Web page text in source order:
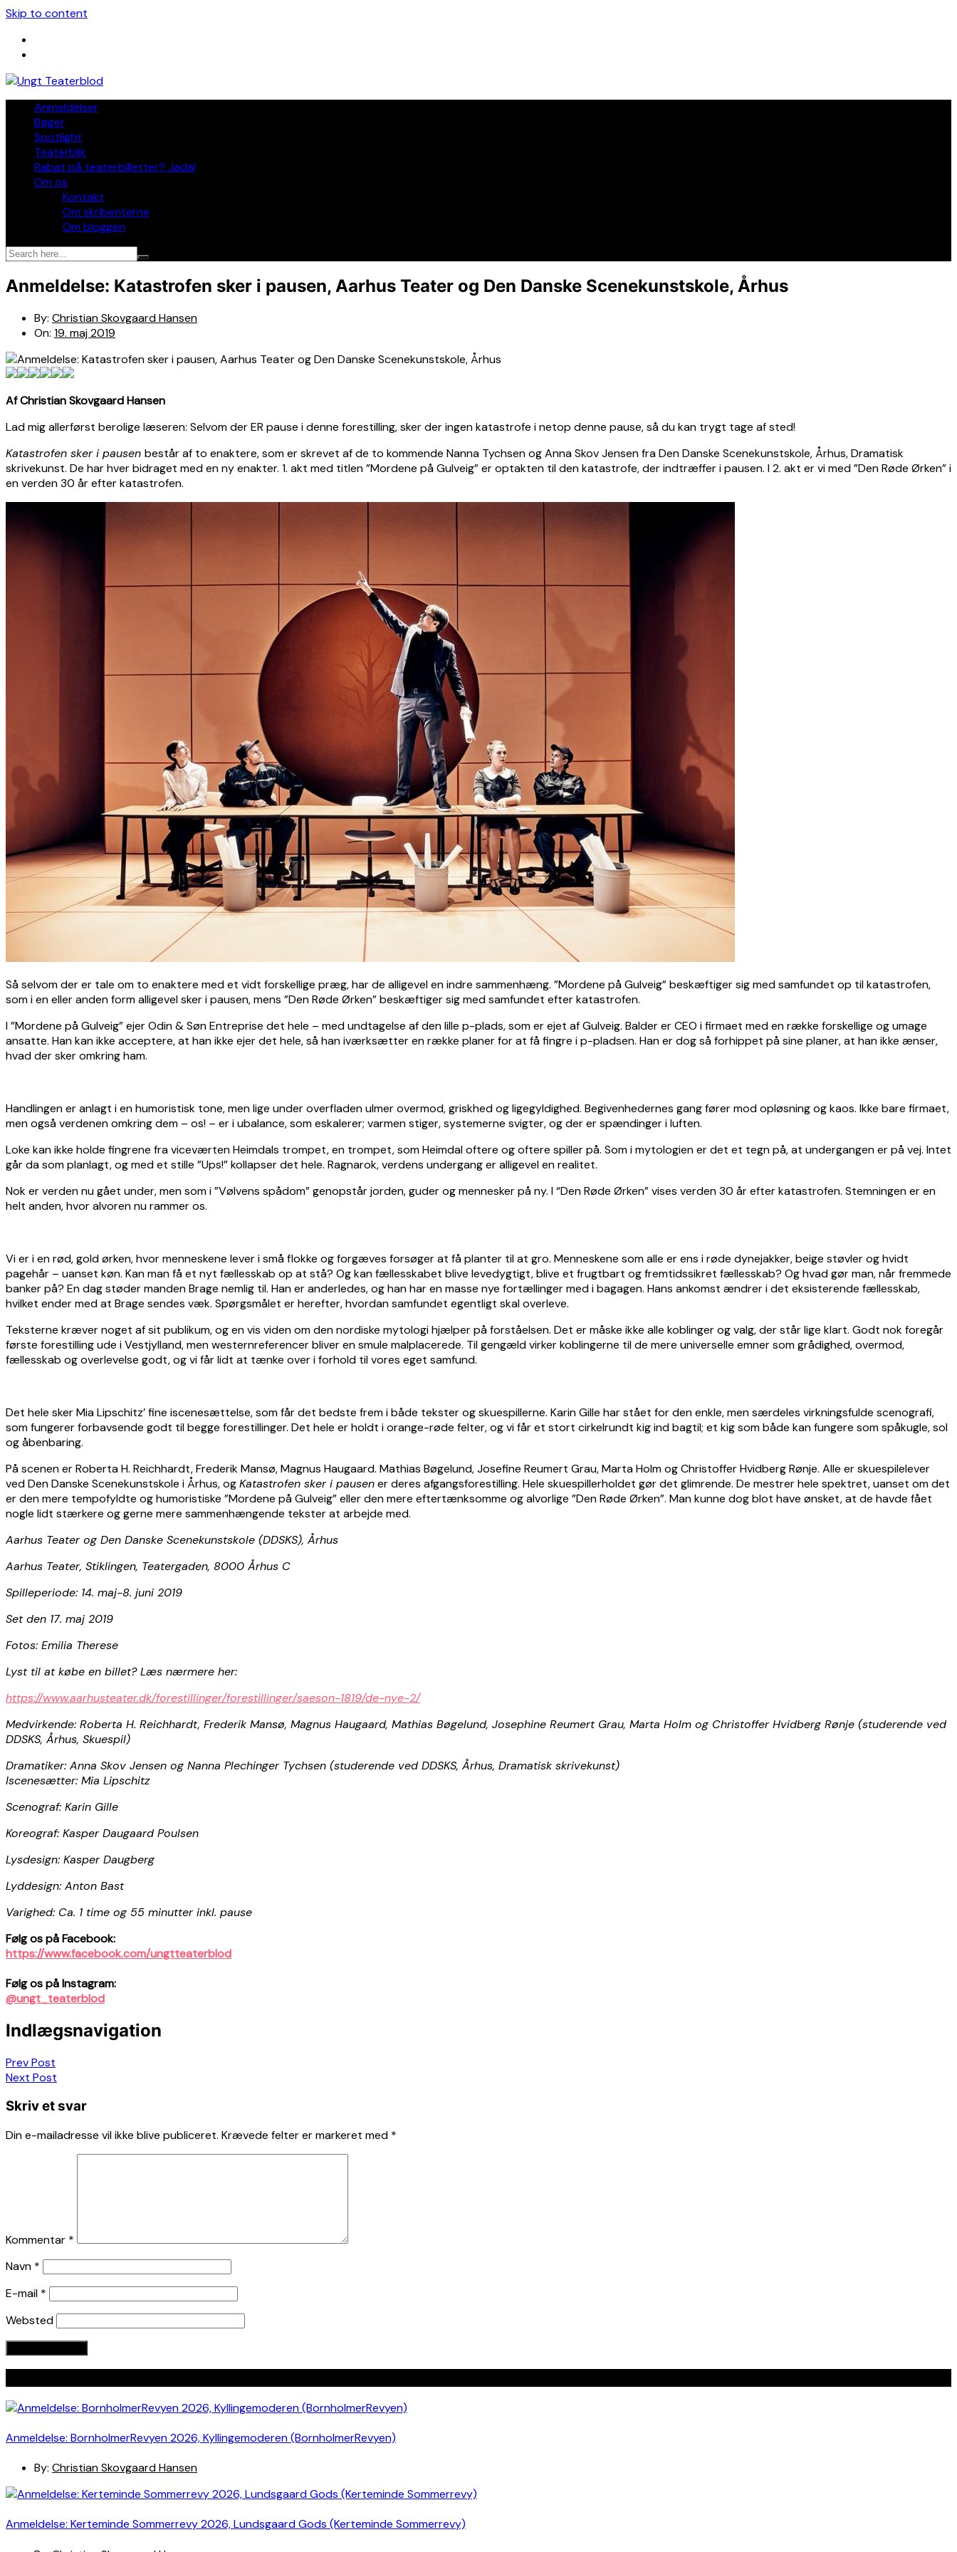
Skip to content
Anmeldelser
Bøger
Spotlight
Teaterblik
Rabat på teaterbilletter? Jada!
Om os
Kontakt
Om skribenterne
Om bloggen
Anmeldelse: Katastrofen sker i pausen, Aarhus Teater og Den Danske Scenekunstskole, Århus
By: Christian Skovgaard Hansen
On: 19. maj 2019
Af Christian Skovgaard Hansen
Lad mig allerførst berolige læseren: Selvom der ER pause i denne forestilling, sker der ingen katastrofe i netop denne pause, så du kan trygt tage af sted!
Katastrofen sker i pausen består af to enaktere, som er skrevet af de to kommende Nanna Tychsen og Anna Skov Jensen fra Den Danske Scenekunstskole, Århus, Dramatisk
skrivekunst. De har hver bidraget med en ny enakter. 1. akt med titlen ”Mordene på Gulveig” er optakten til den katastrofe, der indtræffer i pausen. I 2. akt er vi med ”Den Røde Ørken” i
en verden 30 år efter katastrofen.
Så selvom der er tale om to enaktere med et vidt forskellige præg, har de alligevel en indre sammenhæng. ”Mordene på Gulveig” beskæftiger sig med samfundet op til katastrofen,
som i en eller anden form alligevel sker i pausen, mens ”Den Røde Ørken” beskæftiger sig med samfundet efter katastrofen.
I ”Mordene på Gulveig” ejer Odin & Søn Entreprise det hele – med undtagelse af den lille p-plads, som er ejet af Gulveig. Balder er CEO i firmaet med en række forskellige og umage
ansatte. Han kan ikke acceptere, at han ikke ejer det hele, så han iværksætter en række planer for at få fingre i p-pladsen. Han er dog så forhippet på sine planer, at han ikke ænser,
hvad der sker omkring ham.
Handlingen er anlagt i en humoristisk tone, men lige under overfladen ulmer overmod, griskhed og ligegyldighed. Begivenhedernes gang fører mod opløsning og kaos. Ikke bare firmaet,
men også verdenen omkring dem – os! – er i ubalance, som eskalerer; varmen stiger, systemerne svigter, og der er spændinger i luften.
Loke kan ikke holde fingrene fra viceværten Heimdals trompet, en trompet, som Heimdal oftere og oftere spiller på. Som i mytologien er det et tegn på, at undergangen er på vej. Intet
går da som planlagt, og med et stille ”Ups!” kollapser det hele. Ragnarok, verdens undergang er alligevel en realitet.
Nok er verden nu gået under, men som i ”Vølvens spådom” genopstår jorden, guder og mennesker på ny. I “Den Røde Ørken” vises verden 30 år efter katastrofen. Stemningen er en
helt anden, hvor alvoren nu rammer os.
Vi er i en rød, gold ørken, hvor menneskene lever i små flokke og forgæves forsøger at få planter til at gro. Menneskene som alle er ens i røde dynejakker, beige støvler og hvidt
pagehår – uanset køn. Kan man få et nyt fællesskab op at stå? Og kan fællesskabet blive levedygtigt, blive et frugtbart og fremtidssikret fællesskab? Og hvad gør man, når fremmede
banker på? En dag støder manden Brage nemlig til. Han er anderledes, og han har en masse nye fortællinger med i bagagen. Hans ankomst ændrer i det eksisterende fællesskab,
hvilket ender med at Brage sendes væk. Spørgsmålet er herefter, hvordan samfundet egentligt skal overleve.
Teksterne kræver noget af sit publikum, og en vis viden om den nordiske mytologi hjælper på forståelsen. Det er måske ikke alle koblinger og valg, der står lige klart. Godt nok foregår
første forestilling ude i Vestjylland, men westernreferencer bliver en smule malplacerede. Til gengæld virker koblingerne til de mere universelle emner som grådighed, overmod,
fællesskab og overlevelse godt, og vi får lidt at tænke over i forhold til vores eget samfund.
Det hele sker Mia Lipschitz’ fine iscenesættelse, som får det bedste frem i både tekster og skuespillerne. Karin Gille har stået for den enkle, men særdeles virkningsfulde scenografi,
som fungerer forbavsende godt til begge forestillinger. Det hele er holdt i orange-røde felter, og vi får et stort cirkelrundt kig ind bagtil; et kig som både kan fungere som spåkugle, sol
og åbenbaring.
På scenen er Roberta H. Reichhardt, Frederik Mansø, Magnus Haugaard. Mathias Bøgelund, Josefine Reumert Grau, Marta Holm og Christoffer Hvidberg Rønje. Alle er skuespilelever
ved Den Danske Scenekunstskole i Århus, ogKatastrofen sker i pausener deres afgangsforestilling. Hele skuespillerholdet gør det glimrende. De mestrer hele spektret, uanset om det
er den mere tempofyldte og humoristiske ”Mordene på Gulveig” eller den mere eftertænksomme og alvorlige ”Den Røde Ørken”. Man kunne dog blot have ønsket, at de havde fået
nogle lidt stærkere og gerne mere sammenhængende tekster at arbejde med.
Aarhus Teater og Den Danske Scenekunstskole (DDSKS), Århus
Aarhus Teater, Stiklingen, Teatergaden, 8000 Århus C
Spilleperiode: 14. maj-8. juni 2019
Set den 17. maj 2019
Fotos: Emilia Therese
Lyst til at købe en billet? Læs nærmere her:
https://www.aarhusteater.dk/forestillinger/forestillinger/saeson-1819/de-nye-2/
Medvirkende: Roberta H. Reichhardt, Frederik Mansø, Magnus Haugaard, Mathias Bøgelund, Josephine Reumert Grau, Marta Holm og Christoffer Hvidberg Rønje (studerende ved
DDSKS, Århus, Skuespil)
Dramatiker: Anna Skov Jensen og Nanna Plechinger Tychsen (studerende ved DDSKS, Århus, Dramatisk skrivekunst)
Iscenesætter: Mia Lipschitz
Scenograf: Karin Gille
Koreograf: Kasper Daugaard Poulsen
Lysdesign: Kasper Daugberg
Lyddesign: Anton Bast
Varighed: Ca. 1 time og 55 minutter inkl. pause
Følg os på Facebook:
https://www.facebook.com/ungtteaterblod
Følg os på Instagram:
@ungt_teaterblod
Indlægsnavigation
Prev Post
Next Post
Skriv et svar
Din e-mailadresse vil ikke blive publiceret. Krævede felter er markeret med *
Kommentar *
Navn *
E-mail *
Websted
Anmeldelse: BornholmerRevyen 2026, Kyllingemoderen (BornholmerRevyen)
By: Christian Skovgaard Hansen
Anmeldelse: Kerteminde Sommerrevy 2026, Lundsgaard Gods (Kerteminde Sommerrevy)